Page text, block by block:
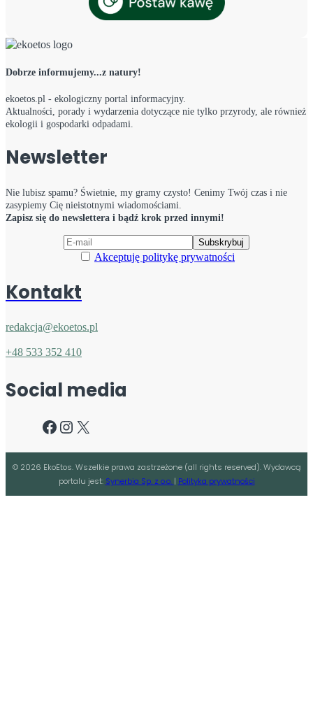
Dobrze informujemy...z natury!
ekoetos.pl - ekologiczny portal informacyjny.
Aktualności, porady i wydarzenia dotyczące nie tylko przyrody, ale również
ekologii i gospodarki odpadami.
Newsletter
Nie lubisz spamu? Świetnie, my gramy czysto! Cenimy Twój czas i nie
zasypiemy Cię nieistotnymi wiadomościami.
Zapisz się do newslettera i bądź krok przed innymi!
Akceptuję politykę prywatności
Kontakt
redakcja@ekoetos.pl
+48 533 352 410
Social media
Facebook
Instagram
X
© 2026 EkoEtos. Wszelkie prawa zastrzeżone (all rights reserved). Wydawcą
portalu jest: Synerbia Sp. z o.o. | Polityka prywatności